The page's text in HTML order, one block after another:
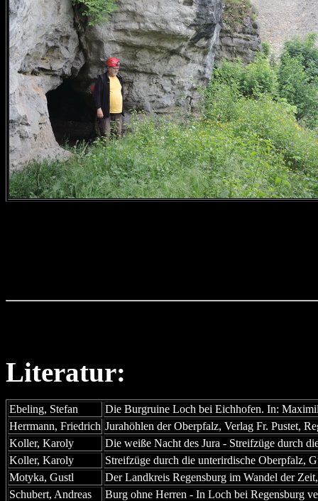
Literatur:
Ebeling, Stefan
Die Burgruine Loch bei Eichhofen. In:
Herrmann, Friedrich Jurahöhlen der Oberpfalz, Verlag Fr. Pustet,
Koller, Karoly
Die weiße Nacht des Jura - Streifzüge durch
Koller, Karoly
Streifzüge durch die unterirdische Oberpfalz,
Motyka, Gustl
Der Landkreis Regensburg im Wandel der
Schubert, Andreas
Burg ohne Herren - In Loch bei Regensburg